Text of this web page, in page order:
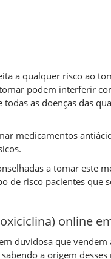
a qualquer risco ao
podem interferir
as doenças das
medicamentos
a tomar este
de risco pacientes que
online
duvidosa que
a origem